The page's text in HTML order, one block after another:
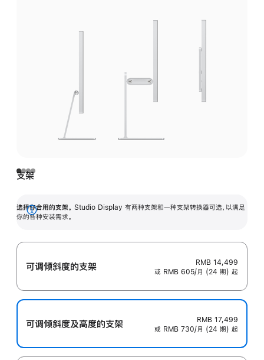
支架
选择你合用的支架。 Studio Display 有两种支架和一种支架转换器可选，以满足
你的各种安装需求。
展
可调倾斜度的支架
RMB 14,499
或 RMB 605/月 (24 期) 起
可调倾斜度及高‍度的支‍架
RMB 17,499
或 RMB 730/月 (24 期) 起